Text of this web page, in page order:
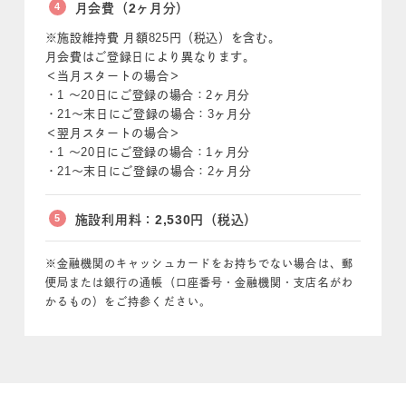
4 月会費（2ヶ月分）
※施設維持費 月額825円（税込）を含む。
月会費はご登録日により異なります。
＜当月スタートの場合＞
・1 〜20日にご登録の場合：2ヶ月分
・21〜末日にご登録の場合：3ヶ月分
＜翌月スタートの場合＞
・1 〜20日にご登録の場合：1ヶ月分
・21〜末日にご登録の場合：2ヶ月分
5 施設利用料：2,530円（税込）
※金融機関のキャッシュカードをお持ちでない場合は、郵
便局または銀行の通帳（口座番号・金融機関・支店名がわ
かるもの）をご持参ください。